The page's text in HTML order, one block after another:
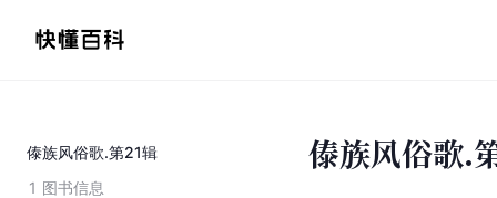
傣族风俗歌.第21辑
1 图书信息
傣族风俗歌.